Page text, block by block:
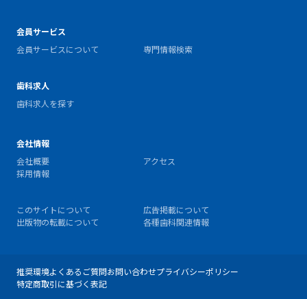
会員サービス
会員サービスについて
専門情報検索
歯科求人
歯科求人を探す
会社情報
会社概要
アクセス
採用情報
このサイトについて
広告掲載について
出版物の転載について
各種歯科関連情報
推奨環境よくあるご質問お問い合わせプライバシーポリシー
特定商取引に基づく表記